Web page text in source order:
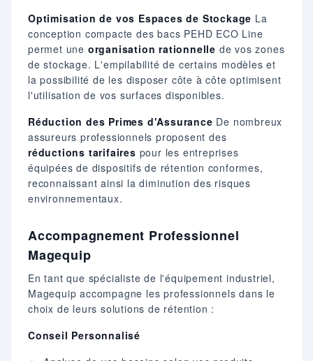
Optimisation de vos Espaces de Stockage La
conception compacte des bacs PEHD ECO Line
permet une organisation rationnelle de vos zones
de stockage. L'empilabilité de certains modèles et
la possibilité de les disposer côte à côte optimisent
l'utilisation de vos surfaces disponibles.
Réduction des Primes d'Assurance De nombreux
assureurs professionnels proposent des
réductions tarifaires pour les entreprises
équipées de dispositifs de rétention conformes,
reconnaissant ainsi la diminution des risques
environnementaux.
Accompagnement Professionnel
Magequip
En tant que spécialiste de l'équipement industriel,
Magequip accompagne les professionnels dans le
choix de leurs solutions de rétention :
Conseil Personnalisé